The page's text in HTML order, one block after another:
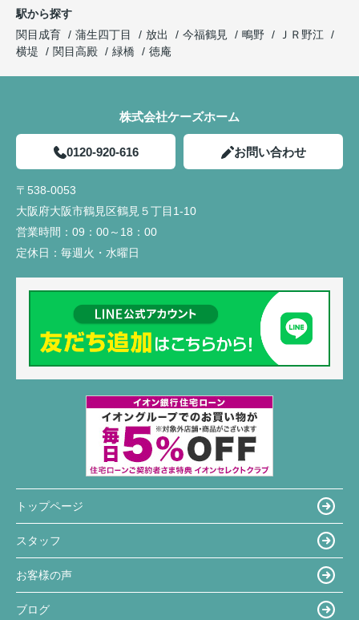
駅から探す
関目成育
蒲生四丁目 放出 今福鶴見 鴫野
ＪＲ野江
横堤
関目高殿 緑橋 徳庵
株式会社ケーズホーム
0120-920-616 お問い合わせ
〒538-0053
大阪府大阪市鶴見区鶴見５丁目1-10
営業時間： 09：00～18：00
定休日： 毎週火・水曜日
トップページ
スタッフ
お客様の声
ブログ